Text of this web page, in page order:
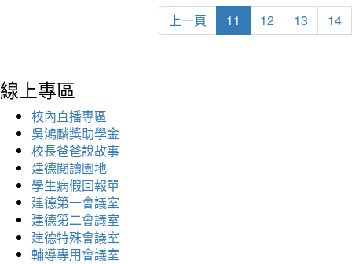
上一頁 11 12 13 14
線上專區
校內直播專區
吳鴻麟獎助學金
校長爸爸說故事
建德閱讀園地
學生病假回報單
建德第一會議室
建德第二會議室
建德特殊會議室
輔導專用會議室